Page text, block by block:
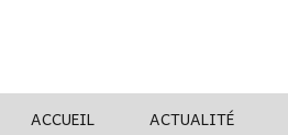
ACCUEIL ACTUALITÉ